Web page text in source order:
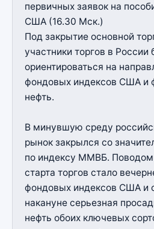
первичных заявок на
США (16.30 Мск.)
Под закрытие основной
участники торгов в России
ориентироваться на
фондовых индексов США и
нефть.
В минувшую среду
рынок закрылся со
по индексу ММВБ. Поводом
старта торгов стало
фондовых индексов США и
накануне серьезная
нефть обоих ключевых